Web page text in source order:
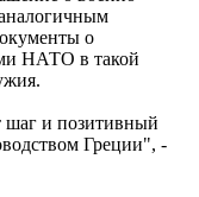
о
НАТО в такой
шаг и позитивный
Греции", -